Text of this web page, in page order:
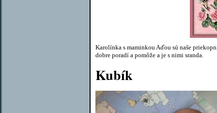
Karolínka s maminkou Aďou sú naše
dobre poradí a pomôže a je s nimi sranda.
Kubík